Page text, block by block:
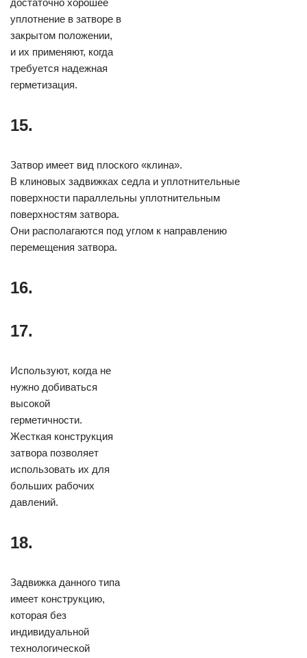
достаточно хорошее
уплотнение в затворе в
закрытом положении,
и их применяют, когда
требуется надежная
герметизация.
15.
Затвор имеет вид плоского «клина».
В клиновых задвижках седла и уплотнительные
поверхности параллельны уплотнительным
поверхностям затвора.
Они располагаются под углом к направлению
перемещения затвора.
16.
17.
Используют, когда не
нужно добиваться
высокой
герметичности.
Жесткая конструкция
затвора позволяет
использовать их для
больших рабочих
давлений.
18.
Задвижка данного типа
имеет конструкцию,
которая без
индивидуальной
технологической